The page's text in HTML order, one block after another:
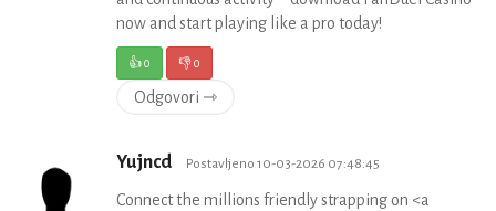
now and start playing like a pro today!
👍0 👎0
Odgovori ⇾
Yujncd Postavljeno 10-03-2026 07:48:45
Connect the millions friendly strapping on <a